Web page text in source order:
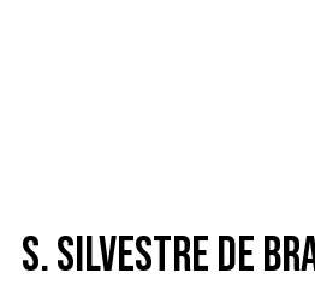
S. Silvestre de